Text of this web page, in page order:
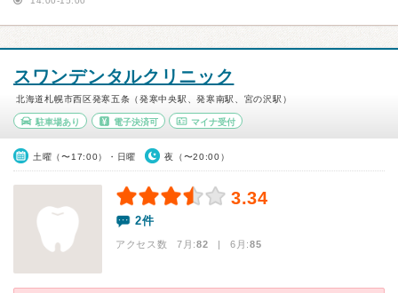
スワンデンタルクリニック
北海道札幌市西区発寒五条（発寒中央駅、発寒南駅、宮の沢駅）
駐車場あり 電子決済可 マイナ受付
土曜（〜17:00）・日曜 夜（〜20:00）
3.34
2件
アクセス数 7月:82 | 6月:85